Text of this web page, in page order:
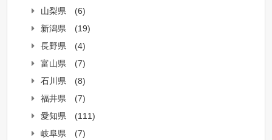
山梨県
(6)
新潟県
(19)
長野県
(4)
富山県
(7)
石川県
(8)
福井県
(7)
愛知県
(111)
岐阜県
(7)